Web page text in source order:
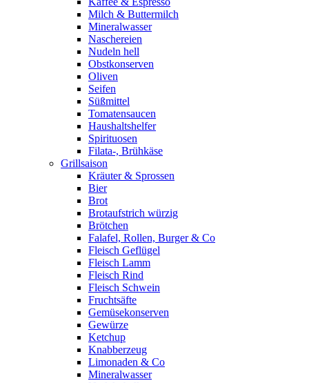
Milch & Buttermilch
Mineralwasser
Naschereien
Nudeln hell
Obstkonserven
Oliven
Seifen
Süßmittel
Tomatensaucen
Haushaltshelfer
Spirituosen
Filata-, Brühkäse
Grillsaison
Kräuter & Sprossen
Bier
Brot
Brotaufstrich würzig
Brötchen
Falafel, Rollen, Burger & Co
Fleisch Geflügel
Fleisch Lamm
Fleisch Rind
Fleisch Schwein
Fruchtsäfte
Gemüsekonserven
Gewürze
Ketchup
Knabberzeug
Limonaden & Co
Mineralwasser